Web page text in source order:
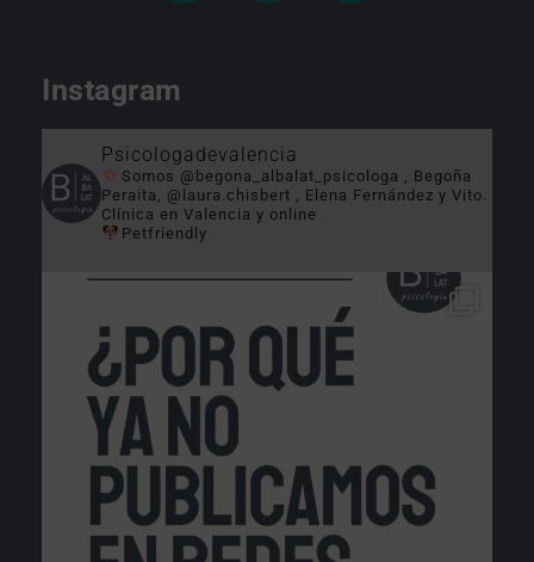
Instagram
Psicologadevalencia
Somos @begona_albalat_psicologa , Begoña
Peraita, @laura.chisbert , Elena Fernández y Vito.
Clínica en Valencia y online
Petfriendly